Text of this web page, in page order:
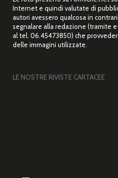
Internet e quindi valutate di
autori avessero qualcosa in
segnalare alla redazione (tramite
al tel. 06.45473850) che
delle immagini utilizzate.
LE NOSTRE RIVISTE CARTACEE